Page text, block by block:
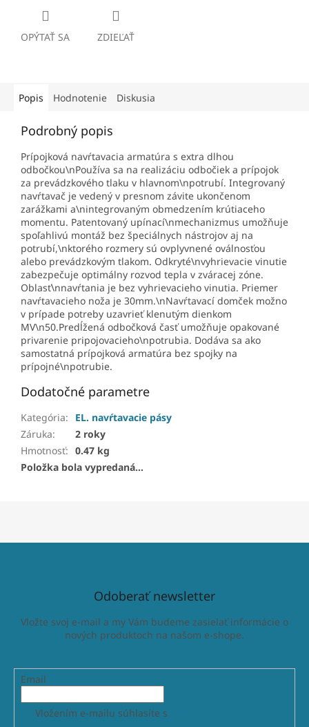
OPÝTAŤ SA ZDIEĽAŤ
Popis Hodnotenie Diskusia
Podrobný popis
Prípojková navŕtavacia armatúra s extra dlhou
odbočkou\nPoužíva sa na realizáciu odbočiek a prípojok
za prevádzkového tlaku v hlavnom\npotrubí. Integrovaný
navŕtavač je vedený v presnom závite ukončenom
zarážkami a\nintegrovaným obmedzením krútiaceho
momentu. Patentovaný upínací\nmechanizmus umožňuje
spoľahlivú montáž bez špeciálnych nástrojov aj na
potrubí,\nktorého rozmery sú ovplyvnené oválnosťou
alebo prevádzkovým tlakom. Odkryté\nvyhrievacie vinutie
zabezpečuje optimálny rozvod tepla v zváracej zóne.
Oblasť\nnavŕtania je bez vyhrievacieho vinutia. Priemer
navŕtavacieho noža je 30mm.\nNavŕtavací domček možno
v prípade potreby uzavrieť klenutým dienkom
MV\n50.Predĺžená odbočková časť umožňuje opakované
privarenie pripojovacieho\npotrubia. Dodáva sa ako
samostatná prípojková armatúra bez spojky na
prípojné\npotrubie.
Dodatočné parametre
Kategória:
EL. navŕtavacie pásy
Záruka:
2 roky
Hmotnosť: 0.47 kg
Položka bola vypredaná…
Odoberať newsletter
Vložte svoj e-mail a my Vám budeme zasielať informácie o
nových produktoch na našom e-shope.
Email
Vložením e-mailu súhlasíte s